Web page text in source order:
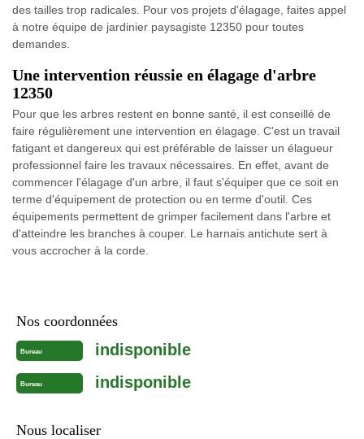
des tailles trop radicales. Pour vos projets d'élagage, faites appel
à notre équipe de jardinier paysagiste 12350 pour toutes
demandes.
Une intervention réussie en élagage d'arbre
12350
Pour que les arbres restent en bonne santé, il est conseillé de
faire régulièrement une intervention en élagage. C'est un travail
fatigant et dangereux qui est préférable de laisser un élagueur
professionnel faire les travaux nécessaires. En effet, avant de
commencer l'élagage d'un arbre, il faut s'équiper que ce soit en
terme d'équipement de protection ou en terme d'outil. Ces
équipements permettent de grimper facilement dans l'arbre et
d'atteindre les branches à couper. Le harnais antichute sert à
vous accrocher à la corde.
Nos coordonnées
Bureau indisponible
Bureau indisponible
Nous localiser